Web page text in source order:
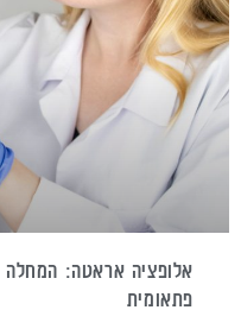
אלופציה אראטה: המחלה
פתאומית